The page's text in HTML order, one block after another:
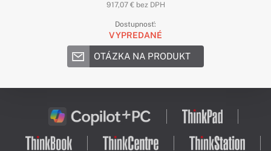
917,07 € bez DPH
Dostupnosť:
VYPREDANÉ
OTÁZKA NA PRODUKT